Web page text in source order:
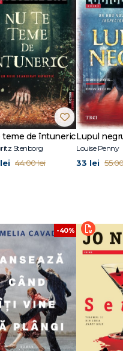
efectuat numeroase turnee în
spre domeniul editorial. A
a Festivalului Literar Iceland
scris, în casa ei din East
teme de întuneric
Stenborg
44.00 lei
Lupul
Louise Penny
33 lei
-40%